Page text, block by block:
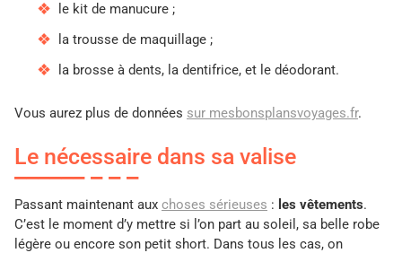
le kit de manucure ;
la trousse de maquillage ;
la brosse à dents, la dentifrice, et le déodorant.
Vous aurez plus de données sur mesbonsplansvoyages.fr.
Le nécessaire dans sa valise
Passant maintenant aux choses sérieuses : les vêtements.
C’est le moment d’y mettre si l’on part au soleil, sa belle robe
légère ou encore son petit short. Dans tous les cas, on